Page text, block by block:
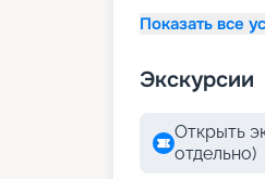
Показать все
Экскурсии
Открыть
отдельно)